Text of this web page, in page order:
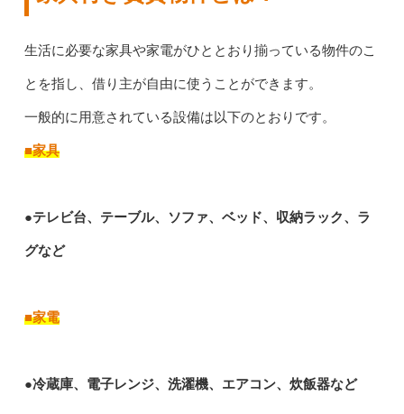
生活に必要な家具や家電がひととおり揃っている物件のこ
とを指し、借り主が自由に使うことができます。
一般的に用意されている設備は以下のとおりです。
■家具
●テレビ台、テーブル、ソファ、ベッド、収納ラック、ラ
グなど
■家電
●冷蔵庫、電子レンジ、洗濯機、エアコン、炊飯器など